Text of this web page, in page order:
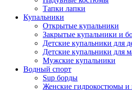
Тапки лапки
Купальники
Открытые купальники
Закрытые купальники и
Детские купальники для
Детские купальники для
Мужские купальники
Водный спорт
Sup борды
Женские гидрокостюмы и